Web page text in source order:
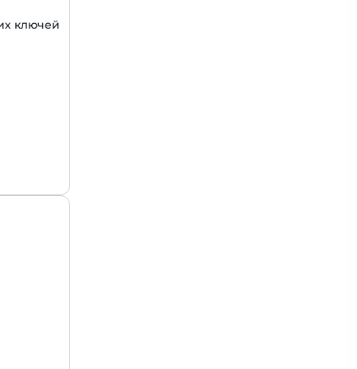
ключей